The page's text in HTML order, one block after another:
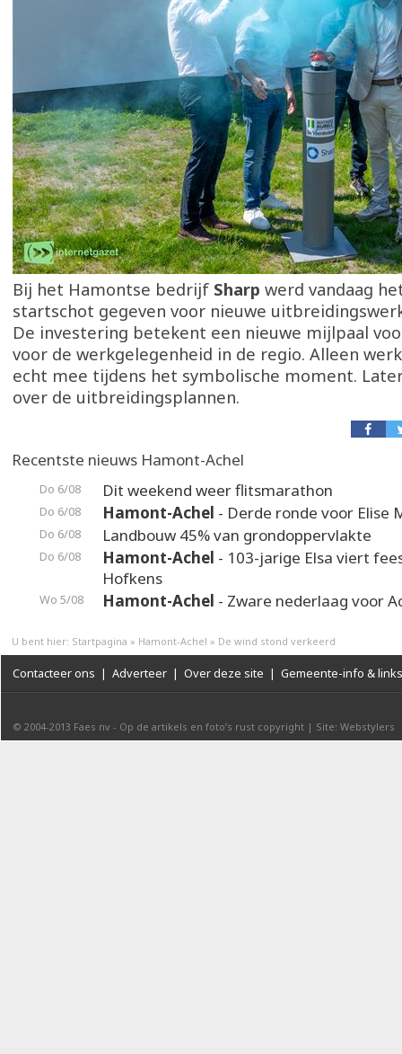
Bij het Hamontse bedrijf Sharp werd vandaag
startschot gegeven voor nieuwe
De investering betekent een nieuwe mijlpaal
voor de werkgelegenheid in de regio. Alleen
echt mee tijdens het symbolische moment.
over de uitbreidingsplannen.
Recentste nieuws Hamont-Achel
Do 6/08 Dit weekend weer flitsmarathon
Do 6/08 Hamont-Achel - Derde ronde voor Elise
Do 6/08 Landbouw 45% van grondoppervlakte
Do 6/08 Hamont-Achel - 103-jarige Elsa viert
Hofkens
Wo 5/08 Hamont-Achel - Zware nederlaag voor
U bent hier: Startpagina » Hamont-Achel » De wind stond verkeerd
Contacteer ons | Adverteer | Over deze site | Gemeente-info & links
© 2004-2013 Faes nv - Op de artikels en foto’s rust copyright | Site: Webstylers